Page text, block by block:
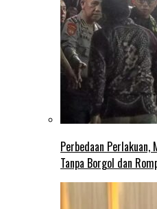
Perbedaan Perlakuan,
Tanpa Borgol dan